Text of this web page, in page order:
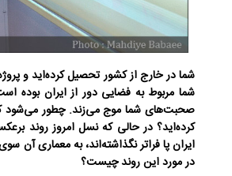
شما در خارج از کشور تحصیل کرده‌اید و
شما مربوط به فضایی دور از ایران بوده
صحبت‌های شما موج می‌زند. چطور می‌شود که
کرده‌اید؟ در حالی که نسل امروز روند
ایران پا فراتر نگذاشته‌اند، به معماری آن
در مورد این روند چیست؟